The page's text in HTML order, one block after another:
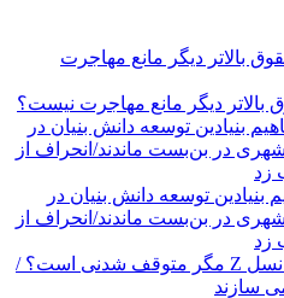
بالاتر دیگر مانع مهاجرت نیست؟
توسعه دانش بنیان در
در بن‌بست ماندند/انحراف از